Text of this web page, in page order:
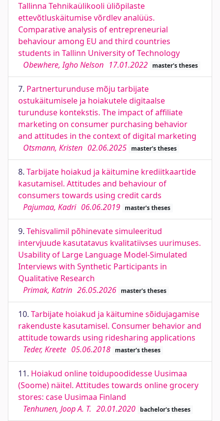
Tallinna Tehnikaülikooli üliõpilaste
ettevõtluskäitumise võrdlev analüüs.
Comparative analysis of entrepreneurial
behaviour among EU and third countries
students in Tallinn University of Technology
Obewhere, Igho Nelson 17.01.2022 master's theses
7. Partnerturunduse mõju tarbijate
ostukäitumisele ja hoiakutele digitaalse
turunduse kontekstis. The impact of affiliate
marketing on consumer purchasing behavior
and attitudes in the context of digital marketing
Otsmann, Kristen 02.06.2025 master's theses
8. Tarbijate hoiakud ja käitumine krediitkaartide
kasutamisel. Attitudes and behaviour of
consumers towards using credit cards
Pajumaa, Kadri 06.06.2019 master's theses
9. Tehisvalimil põhinevate simuleeritud
intervjuude kasutatavus kvalitatiivses uurimuses.
Usability of Large Language Model-Simulated
Interviews with Synthetic Participants in
Qualitative Research
Primak, Katrin 26.05.2026 master's theses
10. Tarbijate hoiakud ja käitumine sõidujagamise
rakenduste kasutamisel. Consumer behavior and
attitude towards using ridesharing applications
Teder, Kreete 05.06.2018 master's theses
11. Hoiakud online toidupoodidesse Uusimaa
(Soome) näitel. Attitudes towards online grocery
stores: case Uusimaa Finland
Tenhunen, Joop A. T. 20.01.2020 bachelor's theses